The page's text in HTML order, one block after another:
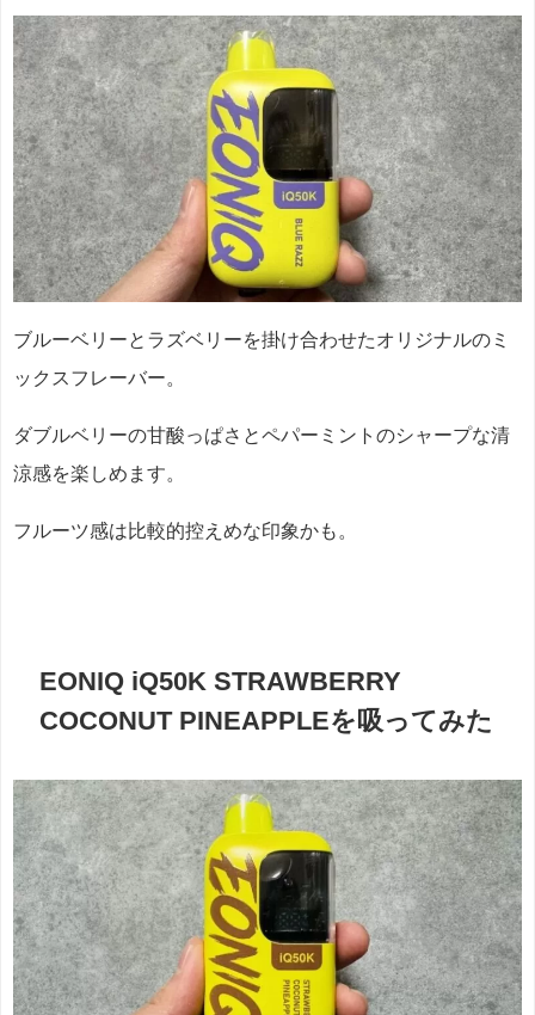
ブルーベリーとラズベリーを掛け合わせたオリジナルのミ
ックスフレーバー。
ダブルベリーの甘酸っぱさとペパーミントのシャープな清
涼感を楽しめます。
フルーツ感は比較的控えめな印象かも。
EONIQ iQ50K STRAWBERRY
COCONUT PINEAPPLEを吸ってみた